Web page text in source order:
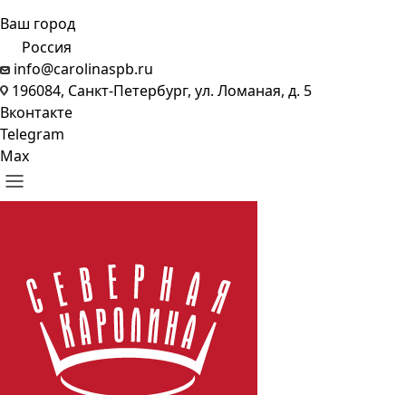
Ваш город
Россия
info@carolinaspb.ru
196084, Санкт-Петербург, ул. Ломаная, д. 5
Вконтакте
Telegram
Max